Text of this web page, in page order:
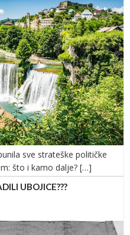
sve strateške političke
što i kamo dalje? […]
UBOJICE???